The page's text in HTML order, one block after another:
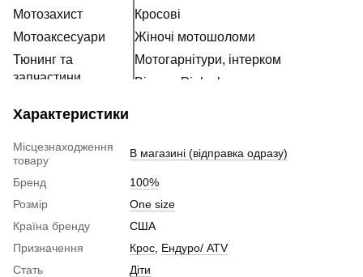
Мотозахист
Мотоаксесуари
Тюнинг та
запчастини
Наклейки
Кросові
Жіночі мотошоломи
Мотогарнітури, інтерком
Візори, Pinlock та запчастини
Характеристики
Місцезнаходження
товару
В магазині (відправка одразу)
Бренд
100%
Розмір
One size
Країна бренду
США
Призначення
Крос Ендуро/ ATV
Стать
Діти